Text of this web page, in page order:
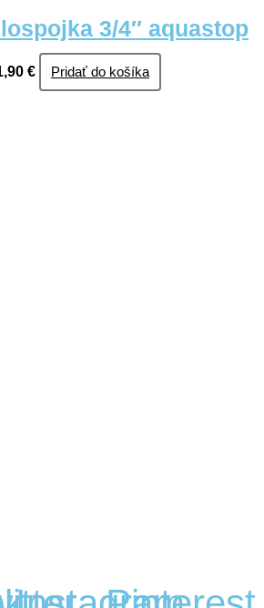
3/4″ aquastop
€ Pridať do košíka